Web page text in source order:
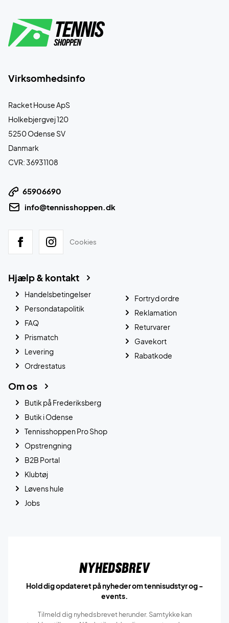
Virksomhedsinfo
Racket House ApS
Holkebjergvej 120
5250 Odense SV
Danmark
CVR: 36931108
65906690
info@tennisshoppen.dk
Cookies
Hjælp & kontakt
Handelsbetingelser
Persondatapolitik
FAQ
Prismatch
Levering
Ordrestatus
Fortryd ordre
Reklamation
Returvarer
Gavekort
Rabatkode
Om os
Butik på Frederiksberg
Butik i Odense
Tennisshoppen Pro Shop
Opstrengning
B2B Portal
Klubtøj
Løvens hule
Jobs
Nyhedsbrev
Hold dig opdateret på nyheder om tennisudstyr og -
events.
Tilmeld dig nyhedsbrevet herunder. Samtykke kan